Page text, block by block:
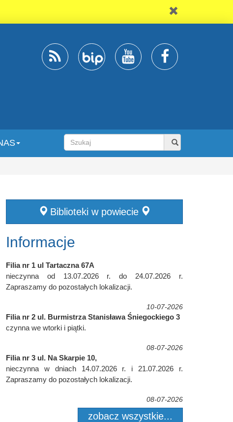
Biblioteki w powiecie
Informacje
Filia nr 1 ul Tartaczna 67A
nieczynna od 13.07.2026 r. do 24.07.2026 r.
Zapraszamy do pozostałych lokalizacji.
10-07-2026
Filia nr 2 ul. Burmistrza Stanisława Śniegockiego 3
czynna we wtorki i piątki.
08-07-2026
Filia nr 3 ul. Na Skarpie 10,
nieczynna w dniach 14.07.2026 r. i 21.07.2026 r.
Zapraszamy do pozostałych lokalizacji.
08-07-2026
zobacz wszystkie...